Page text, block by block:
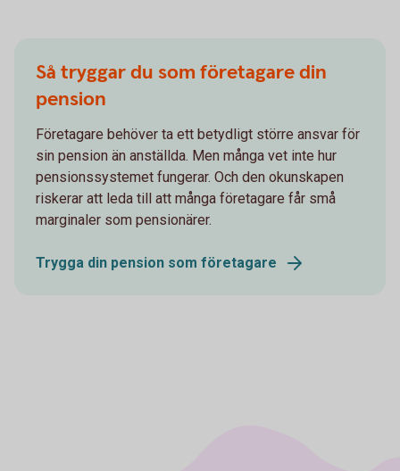
Så tryggar du som företagare din
pension
Företagare behöver ta ett betydligt större ansvar för
sin pension än anställda. Men många vet inte hur
pensionssystemet fungerar. Och den okunskapen
riskerar att leda till att många företagare får små
marginaler som pensionärer.
Trygga din pension som företagare